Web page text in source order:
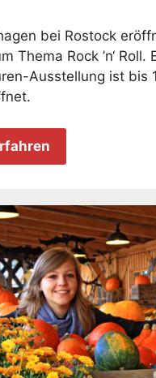
bei Rostock
Thema Rock ’n‘ Roll.
Ausstellung ist bis